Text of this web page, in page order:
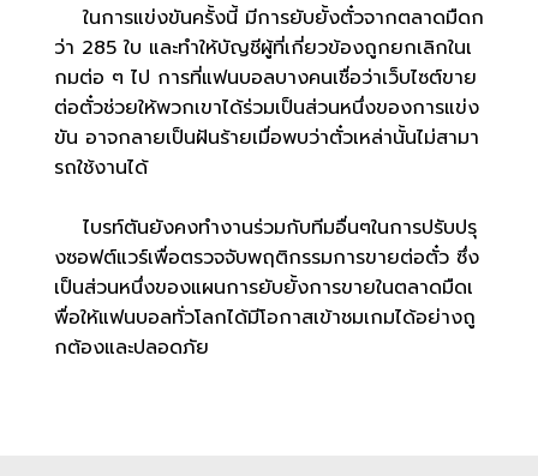
ในการแข่งขันครั้งนี้ มีการยับยั้งตั๋วจากตลาดมืดก
ว่า 285 ใบ และทำให้บัญชีผู้ที่เกี่ยวข้องถูกยกเลิกในเ
กมต่อ ๆ ไป การที่แฟนบอลบางคนเชื่อว่าเว็บไซต์ขาย
ต่อตั๋วช่วยให้พวกเขาได้ร่วมเป็นส่วนหนึ่งของการแข่ง
ขัน อาจกลายเป็นฝันร้ายเมื่อพบว่าตั๋วเหล่านั้นไม่สามา
รถใช้งานได้
ไบรท์ตันยังคงทำงานร่วมกับทีมอื่นๆในการปรับปรุ
งซอฟต์แวร์เพื่อตรวจจับพฤติกรรมการขายต่อตั๋ว ซึ่ง
เป็นส่วนหนึ่งของแผนการยับยั้งการขายในตลาดมืดเ
พื่อให้แฟนบอลทั่วโลกได้มีโอกาสเข้าชมเกมได้อย่างถู
กต้องและปลอดภัย